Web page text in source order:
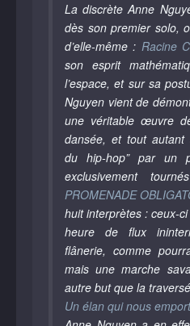
La discrète Anne
dès son premier solo,
d’elle-même : Racine
son esprit
l’espace, et sur sa
Nguyen vient de
une véritable œuvre
dansée, et tout autant
du hip-hop” par un
exclusivement
PROMENADE
huit interprètes : ceux-
heure de flux
flânerie, comme
mais une marche
autre but que la
Un élan qui nous